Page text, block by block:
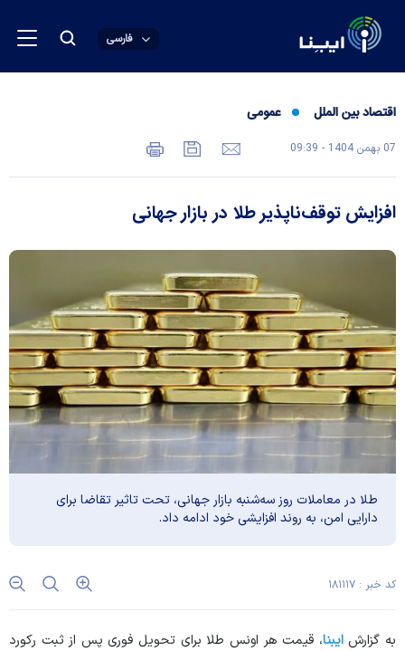
فارسی
اقتصاد بین الملل عمومی
07 بهمن 1404 - 09:39
افزایش توقف‌ناپذیر طلا در بازار جهانی
طلا در معاملات روز سه‌شنبه بازار جهانی، تحت تاثیر تقاضا برای
دارایی امن، به روند افزایشی خود ادامه داد.
کد خبر : ۱۸۱۱۱۷
به گزارشایبنا، قیمت هر اونس طلا برای تحویل فوری پس از ثبت رکورد